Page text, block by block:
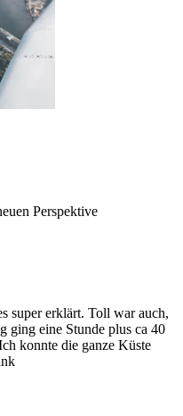
Perspektive
super erklärt. Toll war auch,
ging eine Stunde plus ca 40
konnte die ganze Küste